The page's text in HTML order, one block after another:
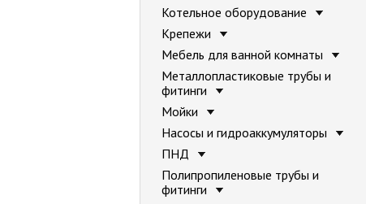
Котельное оборудование
Крепежи
Мебель для ванной комнаты
Металлопластиковые трубы и
фитинги
Мойки
Насосы и гидроаккумуляторы
ПНД
Полипропиленовые трубы и
фитинги